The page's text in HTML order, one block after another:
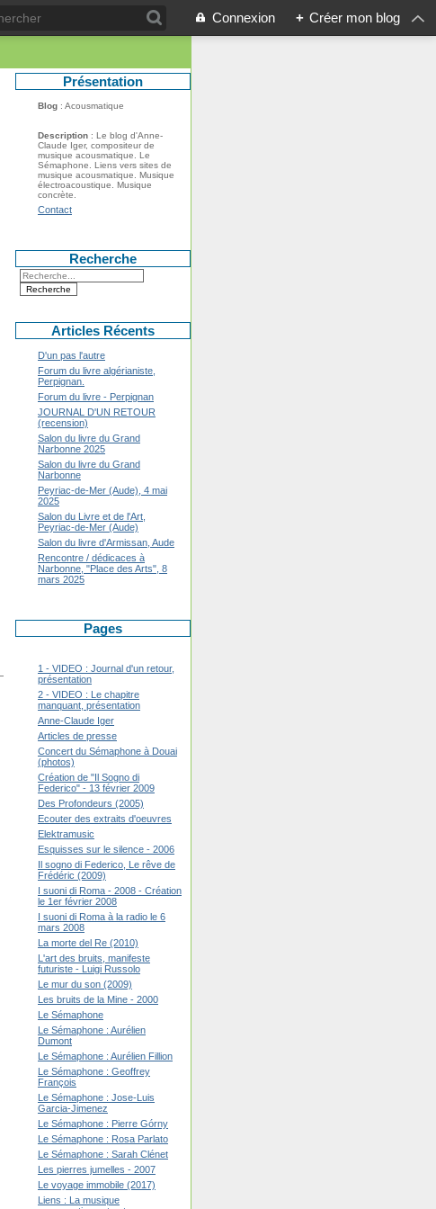
Connexion + Créer mon blog
Présentation
Blog : Acousmatique
Description : Le blog d'Anne-
Claude Iger, compositeur de
musique acousmatique. Le
Sémaphone. Liens vers sites de
musique acousmatique. Musique
électroacoustique. Musique
concrète.
Contact
Recherche
Articles Récents
D'un pas l'autre
Forum du livre algérianiste,
Perpignan.
Forum du livre - Perpignan
JOURNAL D'UN RETOUR
(recension)
Salon du livre du Grand
Narbonne 2025
Salon du livre du Grand
Narbonne
Peyriac-de-Mer (Aude), 4 mai
2025
Salon du Livre et de l'Art,
Peyriac-de-Mer (Aude)
Salon du livre d'Armissan, Aude
Rencontre / dédicaces à
Narbonne, "Place des Arts", 8
mars 2025
Pages
1 - VIDEO : Journal d'un retour,
présentation
2 - VIDEO : Le chapitre
manquant, présentation
Anne-Claude Iger
Articles de presse
Concert du Sémaphone à Douai
(photos)
Création de "Il Sogno di
Federico" - 13 février 2009
Des Profondeurs (2005)
Ecouter des extraits d'oeuvres
Elektramusic
Esquisses sur le silence - 2006
Il sogno di Federico, Le rêve de
Frédéric (2009)
I suoni di Roma - 2008 - Création
le 1er février 2008
I suoni di Roma à la radio le 6
mars 2008
La morte del Re (2010)
L'art des bruits, manifeste
futuriste - Luigi Russolo
Le mur du son (2009)
Les bruits de la Mine - 2000
Le Sémaphone
Le Sémaphone : Aurélien
Dumont
Le Sémaphone : Aurélien Fillion
Le Sémaphone : Geoffrey
François
Le Sémaphone : Jose-Luis
Garcia-Jimenez
Le Sémaphone : Pierre Górny
Le Sémaphone : Rosa Parlato
Le Sémaphone : Sarah Clénet
Les pierres jumelles - 2007
Le voyage immobile (2017)
Liens : La musique